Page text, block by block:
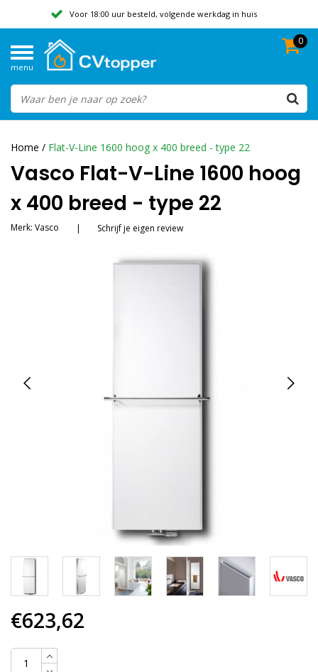
Voor 18:00 uur besteld, volgende werkdag in huis
Beoordeeld met een 9,8
menu
0
Home / Flat-V-Line 1600 hoog x 400 breed - type 22
Vasco Flat-V-Line 1600 hoog
x 400 breed - type 22
Merk: Vasco | Schrijf je eigen review
€623,62